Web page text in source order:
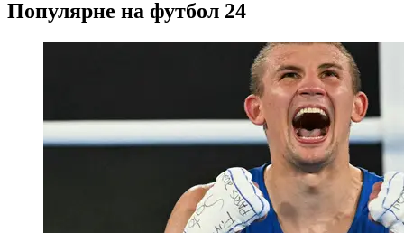
Популярне на футбол 24